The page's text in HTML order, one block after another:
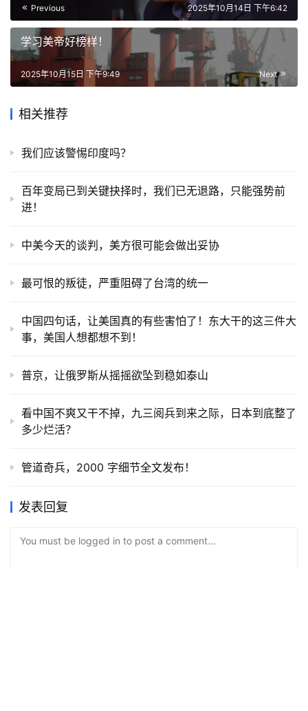
Previous 2025年10月14日 下午6:42
学习美帝好榜样！
Next
2025年10月15日 下午9:49
相关推荐
我们应该警惕印度吗？
百年变局已到关键抉择时，我们已无退路，只能强势前
进！
中美今天的谈判，美方很可能会做出妥协
最可恨的叛徒，严重阻碍了台湾的统一
中国四句话，让美国真的有些害怕了！东大干的这三件大
事，美国人想都想不到！
普京，让俄罗斯从摇摇欲坠到稳如泰山
看中国不爽又干不掉，九三阅兵到来之际，日本到底整了
多少烂活？
管道奇兵，2000 字细节全文发布！
发表回复
You must be logged in to post a comment...